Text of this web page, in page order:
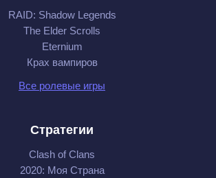
RAID: Shadow Legends
The Elder Scrolls
Eternium
Крах вампиров
Все ролевые игры
Стратегии
Clash of Clans
2020: Моя Cтрана